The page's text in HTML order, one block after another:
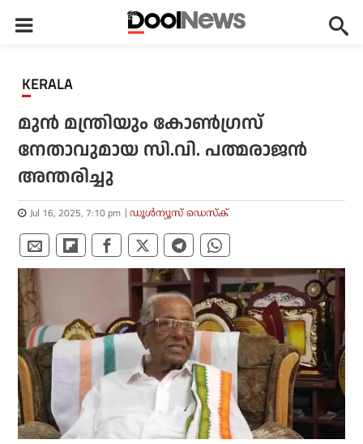
KERALA
മുന്‍ മന്ത്രിയും കോണ്‍ഗ്രസ്
നേതാവുമായ സി.വി. പത്മരാജന്‍
അന്തരിച്ചു
Jul 16, 2025, 7:10 pm ഡൂള്‍ന്യൂസ് ഡെസ്‌ക്